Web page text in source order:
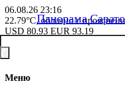
06.08.26 23:16
22.79°C, облачно с
USD 80.93 EUR 93.19
Меню
Панорама